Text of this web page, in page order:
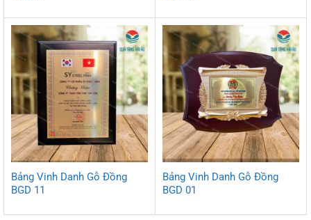
Bảng Vinh Danh Gỗ Đồng
BGD 11
Bảng Vinh Danh Gỗ Đồng
BGD 01